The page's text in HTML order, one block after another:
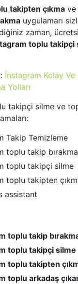
takipten çıkma ve
uygulamarı
zaman,
toplu takipçi
İnstagram Kolay Ve
Yolları
takipçi silme ve
Takip Temizleme
toplu takip bırakma
toplu takipçi silme
toplu takipten
assistant
toplu takip
toplu takipçi silme
toplu takipten
toplu arkadaş